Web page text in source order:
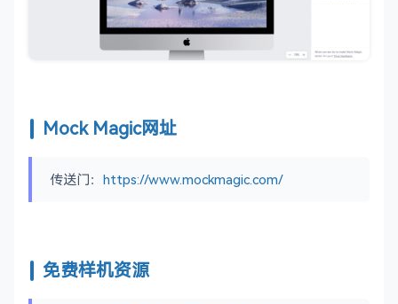
Mock Magic网址
传送门： https://www.mockmagic.com/
免费样机资源